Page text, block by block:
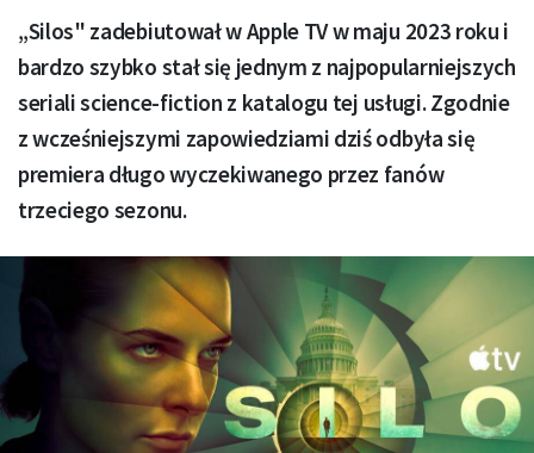
„Silos" zadebiutował w Apple TV w maju 2023 roku i
bardzo szybko stał się jednym z najpopularniejszych
seriali science-fiction z katalogu tej usługi. Zgodnie
z wcześniejszymi zapowiedziami dziś odbyła się
premiera długo wyczekiwanego przez fanów
trzeciego sezonu.